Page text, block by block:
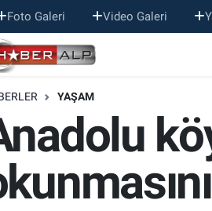
Foto Galeri Video Galeri
YAŞAM
Durumu ve Fikstür